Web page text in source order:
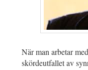
När man arbetar
skördeutfallet av